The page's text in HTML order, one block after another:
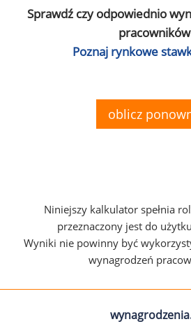
Sprawdź czy odpowiednio
Poznaj rynkowe
oblicz
Niniejszy kalkulator spełnia
przeznaczony jest do
Wyniki nie powinny być
wynagrodzeń